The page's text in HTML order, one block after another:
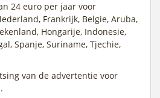
24 euro per jaar voor
Frankrijk, Belgie, Aruba,
Hongarije, Indonesie,
Spanje, Suriname, Tjechie,
van de advertentie voor